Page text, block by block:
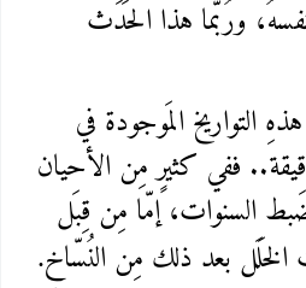
ورُبّما هذا الحَدَث
التواريخ المَوجودة في
ففي كثيرٍ مِن الأحيان
السنوات، إمّا مِن قِبَل
بعد ذلك مِن النُسّاخ.